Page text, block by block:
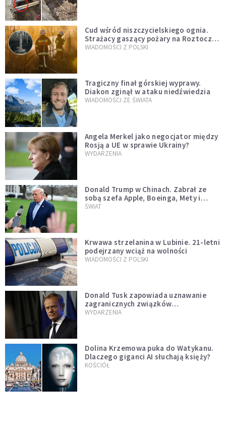
Cud wśród niszczycielskiego ognia.
Strażacy gaszący pożary na Roztoczu
opublikowali niezwykłe zdjęcie
WIADOMOŚCI Z POLSKI
Tragiczny finał górskiej wyprawy.
Diakon zginął w ataku niedźwiedzia
WIADOMOŚCI ZE ŚWIATA
Angela Merkel jako negocjator między
Rosją a UE w sprawie Ukrainy?
WYDARZENIA
Donald Trump w Chinach. Zabrał ze
sobą szefa Apple, Boeinga, Mety i
Muska
ŚWIAT
Krwawa strzelanina w Lubinie. 21-letni
podejrzany wciąż na wolności
WIADOMOŚCI Z POLSKI
Donald Tusk zapowiada uznawanie
zagranicznych związków
jednopłciowych. "Państwo oblało ten
WYDARZENIA
Dolina Krzemowa puka do Watykanu.
Dlaczego giganci AI słuchają księży?
KOŚCIÓŁ